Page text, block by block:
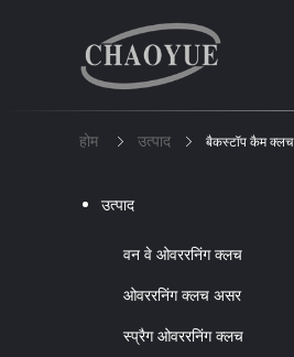
होम उत्पाद बैकस्टॉप कैम क्लच
उत्पाद
वन वे ओवररनिंग क्लच
ओवररनिंग क्लच असर
स्प्रैग ओवररनिंग क्लच